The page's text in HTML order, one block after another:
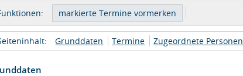
Grunddaten Termine Zugeordnete Personen